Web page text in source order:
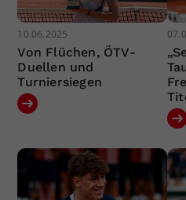
10.06.2025
Von Flüchen, ÖTV-
Duellen und
Turniersiegen